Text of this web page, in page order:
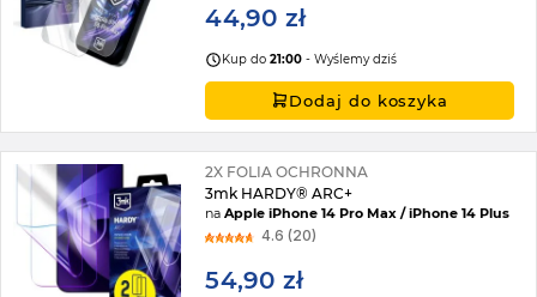
44,90 zł
Kup do21:00 - Wyślemy dziś
Dodaj do koszyka
2X FOLIA OCHRONNA
3mk HARDY® ARC+
naApple iPhone 14 Pro Max / iPhone 14 Plus
4.6 (20)
54,90 zł